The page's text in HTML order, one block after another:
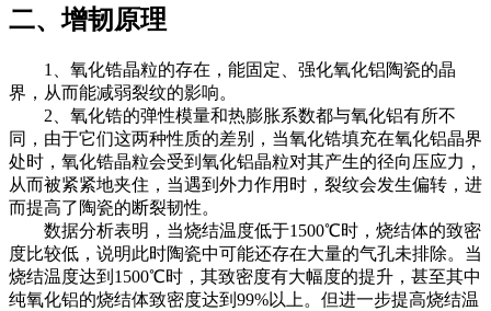
二、增韧原理
1、氧化锆晶粒的存在，能固定、强化氧化铝陶瓷的晶
界，从而能减弱裂纹的影响。
2、氧化锆的弹性模量和热膨胀系数都与氧化铝有所不
同，由于它们这两种性质的差别，当氧化锆填充在氧化铝晶界
处时，氧化锆晶粒会受到氧化铝晶粒对其产生的径向压应力，
从而被紧紧地夹住，当遇到外力作用时，裂纹会发生偏转，进
而提高了陶瓷的断裂韧性。
数据分析表明，当烧结温度低于1500℃时，烧结体的致密
度比较低，说明此时陶瓷中可能还存在大量的气孔未排除。当
烧结温度达到1500℃时，其致密度有大幅度的提升，甚至其中
纯氧化铝的烧结体致密度达到99%以上。但进一步提高烧结温